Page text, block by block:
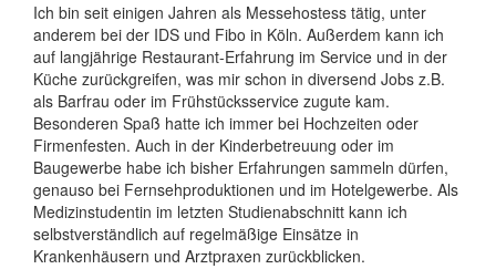
Ich bin seit einigen Jahren als Messehostess tätig, unter
anderem bei der IDS und Fibo in Köln. Außerdem kann ich
auf langjährige Restaurant-Erfahrung im Service und in der
Küche zurückgreifen, was mir schon in diversend Jobs z.B.
als Barfrau oder im Frühstücksservice zugute kam.
Besonderen Spaß hatte ich immer bei Hochzeiten oder
Firmenfesten. Auch in der Kinderbetreuung oder im
Baugewerbe habe ich bisher Erfahrungen sammeln dürfen,
genauso bei Fernsehproduktionen und im Hotelgewerbe. Als
Medizinstudentin im letzten Studienabschnitt kann ich
selbstverständlich auf regelmäßige Einsätze in
Krankenhäusern und Arztpraxen zurückblicken.